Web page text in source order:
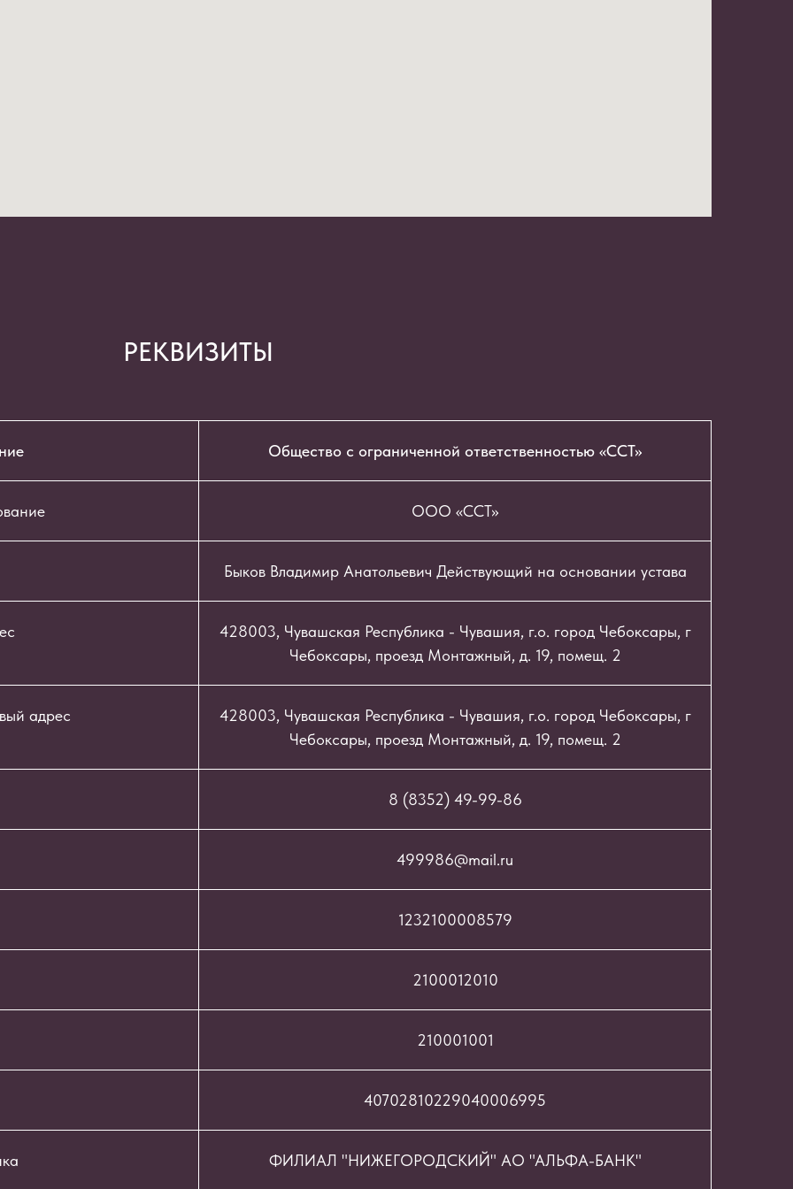
РЕКВИЗИТЫ
Общество с ограниченной ответственностью «ССТ»
ООО «ССТ»
Быков Владимир Анатольевич Действующий на основании устава
428003, Чувашская Республика - Чувашия, г.о. город Чебоксары, г
Чебоксары, проезд Монтажный, д. 19, помещ. 2
адрес
428003, Чувашская Республика - Чувашия, г.о. город Чебоксары, г
Чебоксары, проезд Монтажный, д. 19, помещ. 2
8 (8352) 49-99-86
499986@mail.ru
1232100008579
2100012010
210001001
40702810229040006995
ФИЛИАЛ "НИЖЕГОРОДСКИЙ" АО "АЛЬФА-БАНК"